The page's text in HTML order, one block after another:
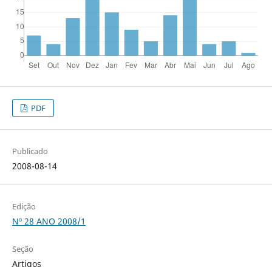
PDF
Publicado
2008-08-14
Edição
Nº 28 ANO 2008/1
Seção
Artigos